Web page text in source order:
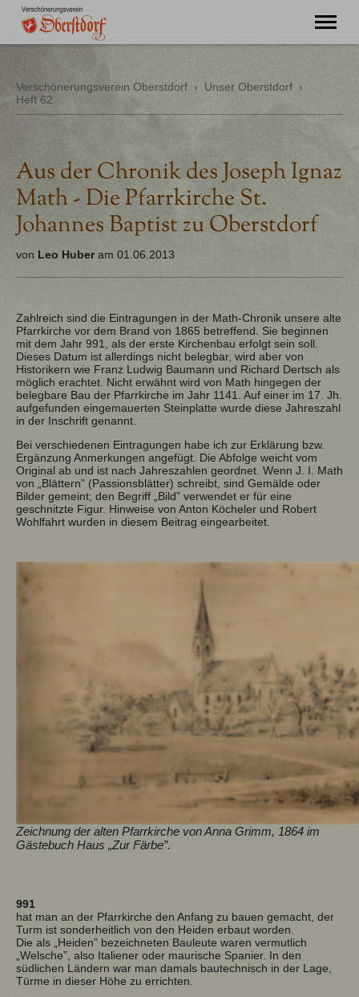
Willkommen
Aktuell
Unser Oberstdorf
Flurnamen
Literatur
Kontakt
Verschönerungsverein Oberstdorf › Unser Oberstdorf ›
Heft 62
Aus der Chronik des Joseph Ignaz
Math - Die Pfarrkirche St.
Johannes Baptist zu Oberstdorf
von Leo Huberam 01.06.2013
Zahlreich sind die Eintragungen in der Math-Chronik unsere alte
Pfarrkirche vor dem Brand von 1865 betreffend. Sie beginnen
mit dem Jahr 991, als der erste Kirchenbau erfolgt sein soll.
Dieses Datum ist allerdings nicht belegbar, wird aber von
Historikern wie Franz Ludwig Baumann und Richard Dertsch als
möglich erachtet. Nicht erwähnt wird von Math hingegen der
belegbare Bau der Pfarrkirche im Jahr 1141. Auf einer im 17. Jh.
aufgefunden eingemauerten Steinplatte wurde diese Jahreszahl
in der Inschrift genannt.
Bei verschiedenen Eintragungen habe ich zur Erklärung bzw.
Ergänzung Anmerkungen angefügt. Die Abfolge weicht vom
Original ab und ist nach Jahreszahlen geordnet. Wenn J. I. Math
von „Blättern” (Passionsblätter) schreibt, sind Gemälde oder
Bilder gemeint; den Begriff „Bild” verwendet er für eine
geschnitzte Figur. Hinweise von Anton Köcheler und Robert
Wohlfahrt wurden in diesem Beitrag eingearbeitet.
Zeichnung der alten Pfarrkirche von Anna Grimm, 1864 im
Gästebuch Haus „Zur Färbe”.
991
hat man an der Pfarrkirche den Anfang zu bauen gemacht, der
Turm ist sonderheitlich von den Heiden erbaut worden.
Die als „Heiden” bezeichneten Bauleute waren vermutlich
„Welsche”, also Italiener oder maurische Spanier. In den
südlichen Ländern war man damals bautechnisch in der Lage,
Türme in dieser Höhe zu errichten.